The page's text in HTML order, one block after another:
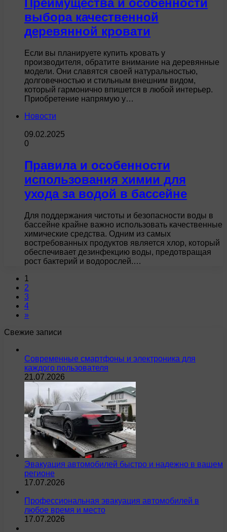
Преимущества и особенности
выбора качественной
деревянной кровати
Если вы планируете купить кровать у
производителя, обратите внимание на деревянные
модели. Они славятся своей натуральностью,
долговечностью и стильным внешним видом,
который гармонично впишется в любой интерьер.
Приобретение напрямую у…
Новости
09.02.2025
0
Правила и особенности
использования химии для
ухода за водой в бассейне
Для поддержания чистоты и безопасности воды в
бассейне крайне важно использовать качественные
химические средства. Одним из самых
востребованных продуктов является хлор, который
обеспечивает дезинфекцию воды, предотвращая
рост бактерий и водорослей.…
1
2
3
4
»
Свежие записи
Современные смартфоны и электроника для
каждого пользователя
21.07.2026
Эвакуация автомобилей быстро и надежно в вашем
регионе
17.07.2026
Профессиональная эвакуация автомобилей в
любое время и место
17.07.2026